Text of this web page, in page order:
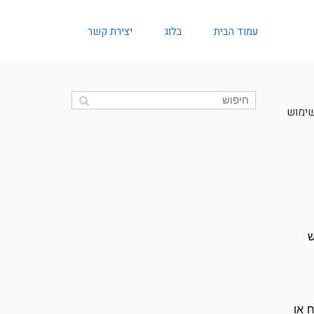
עמוד הבית בלוג יצירת קשר
או